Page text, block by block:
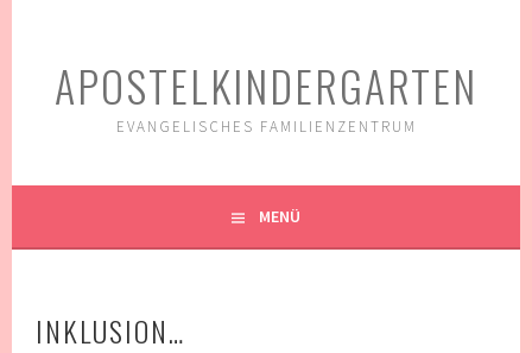
APOSTELKINDERGARTEN
EVANGELISCHES FAMILIENZENTRUM
MENÜ
INKLUSION…